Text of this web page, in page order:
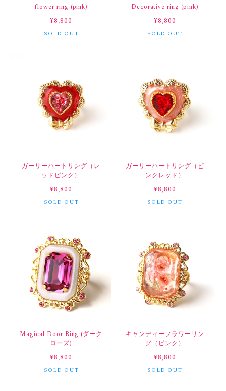
flower ring (pink)
¥8,800
SOLD OUT
Decorative ring (pink)
¥8,800
SOLD OUT
ガーリーハートリング（レ
ッドピンク）
¥8,800
SOLD OUT
ガーリーハートリング（ピ
ンクレッド）
¥8,800
SOLD OUT
Magical Door Ring (ダーク
ローズ)
¥8,800
SOLD OUT
キャンディーフラワーリン
グ（ピンク）
¥8,800
SOLD OUT